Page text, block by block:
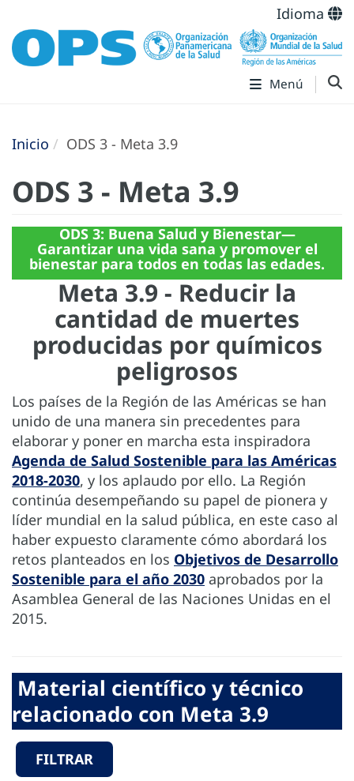
Idioma
Menú
Inicio ODS 3 - Meta 3.9
ODS 3 - Meta 3.9
ODS 3: Buena Salud y Bienestar—
Garantizar una vida sana y promover el
bienestar para todos en todas las edades.
Meta 3.9 - Reducir la
cantidad de muertes
producidas por químicos
peligrosos
Los países de la Región de las Américas se han
unido de una manera sin precedentes para
elaborar y poner en marcha esta inspiradora
Agenda de Salud Sostenible para las Américas
2018-2030, y los aplaudo por ello. La Región
continúa desempeñando su papel de pionera y
líder mundial en la salud pública, en este caso al
haber expuesto claramente cómo abordará los
retos planteados en los Objetivos de Desarrollo
Sostenible para el año 2030 aprobados por la
Asamblea General de las Naciones Unidas en el
2015.
Material científico y técnico
relacionado con Meta 3.9
FILTRAR